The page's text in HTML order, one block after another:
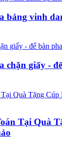
bảng vinh
chặn giấy -
Tại Quà